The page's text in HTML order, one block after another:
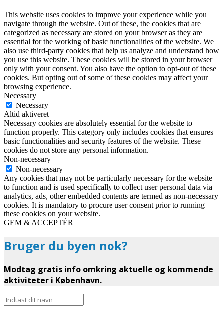
This website uses cookies to improve your experience while you
navigate through the website. Out of these, the cookies that are
categorized as necessary are stored on your browser as they are
essential for the working of basic functionalities of the website. We
also use third-party cookies that help us analyze and understand how
you use this website. These cookies will be stored in your browser
only with your consent. You also have the option to opt-out of these
cookies. But opting out of some of these cookies may affect your
browsing experience.
Necessary
Necessary
Altid aktiveret
Necessary cookies are absolutely essential for the website to
function properly. This category only includes cookies that ensures
basic functionalities and security features of the website. These
cookies do not store any personal information.
Non-necessary
Non-necessary
Any cookies that may not be particularly necessary for the website
to function and is used specifically to collect user personal data via
analytics, ads, other embedded contents are termed as non-necessary
cookies. It is mandatory to procure user consent prior to running
these cookies on your website.
GEM & ACCEPTÈR
Bruger du byen nok?
Modtag gratis info omkring aktuelle og kommende
aktiviteter i København.